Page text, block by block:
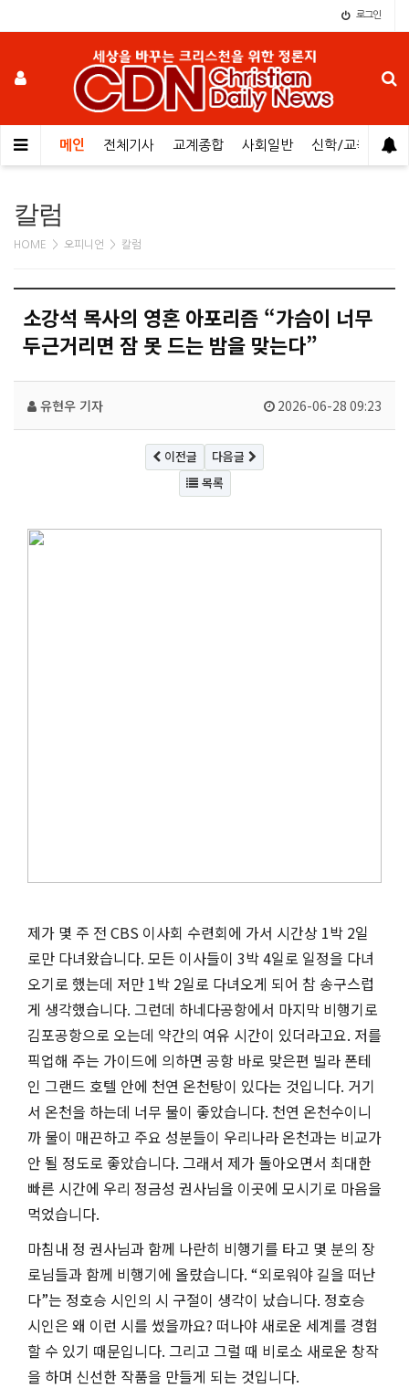
로그인
메인 전체기사 교계종합 사회일반 신학/교육 오
칼럼
HOME > 오피니언 > 칼럼
소강석 목사의 영혼 아포리즘 “가슴이 너무
두근거리면 잠 못 드는 밤을 맞는다”
유현우 기자 2026-06-28 09:23
이전글
다음글
목록
제가 몇 주 전 CBS 이사회 수련회에 가서 시간상 1박 2일
로만 다녀왔습니다. 모든 이사들이 3박4일로 일정을 다녀
오기로 했는데 저만 1박 2일로 다녀오게 되어 참 송구스럽
게 생각했습니다. 그런데 하네다공항에서 마지막 비행기로
김포공항으로 오는데 약간의 여유 시간이 있더라고요. 저를
픽업해 주는 가이드에 의하면 공항 바로 맞은편 빌라 폰테
인 그랜드 호텔 안에 천연 온천탕이 있다는 것입니다. 거기
서 온천을 하는데 너무 물이 좋았습니다. 천연 온천수이니
까 물이 매끈하고 주요 성분들이 우리나라 온천과는 비교가
안 될 정도로 좋았습니다. 그래서 제가 돌아오면서 최대한
빠른 시간에 우리 정금성 권사님을 이곳에 모시기로 마음을
먹었습니다.
마침내 정 권사님과 함께 나란히 비행기를 타고 몇 분의 장
로님들과 함께 비행기에 올랐습니다. “외로워야 길을 떠난
다”는 정호승 시인의 시 구절이 생각이 났습니다. 정호승
시인은 왜 이런 시를 썼을까요? 떠나야 새로운 세계를 경험
할 수 있기 때문입니다. 그리고 그럴 때 비로소 새로운 창작
을 하며 신선한 작품을 만들게 되는 것입니다.